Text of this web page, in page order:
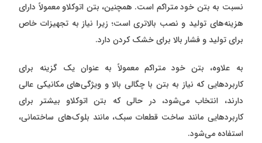
نسبت به بتن خود متراکم است. همچنین، بتن اتوکلاو معمولاً دارای
هزینه‌های تولید و نصب بالاتری است؛ زیرا نیاز به تجهیزات خاص
برای تولید و فشار بالا برای خشک کردن دارد.
به علاوه، بتن خود متراکم معمولاً به عنوان یک گزینه برای
کاربردهایی که نیاز به بتن با چگالی بالا و ویژگی‌های مکانیکی عالی
دارند، انتخاب می‌شود، در حالی که بتن اتوکلاو بیشتر برای
کاربردهایی مانند ساخت قطعات سبک، مانند بلوک‌های ساختمانی،
استفاده می‌شود.